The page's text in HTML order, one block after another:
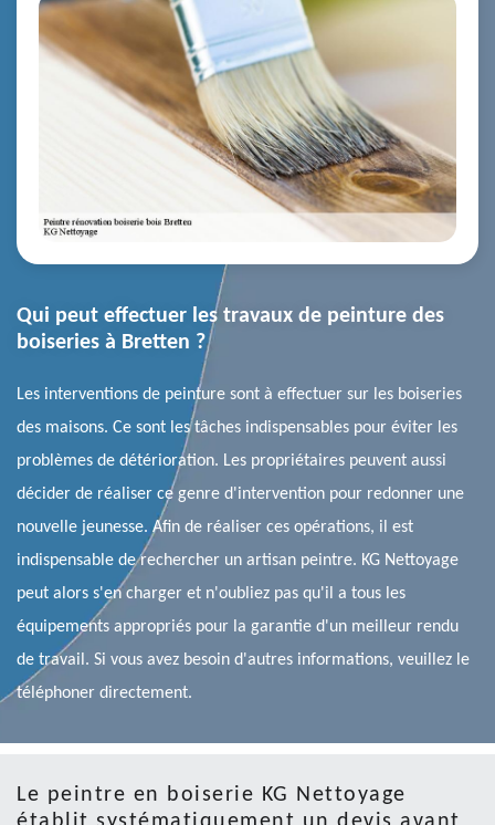
Qui peut effectuer les travaux de peinture des
boiseries à Bretten ?
Les interventions de peinture sont à effectuer sur les boiseries
des maisons. Ce sont les tâches indispensables pour éviter les
problèmes de détérioration. Les propriétaires peuvent aussi
décider de réaliser ce genre d'intervention pour redonner une
nouvelle jeunesse. Afin de réaliser ces opérations, il est
indispensable de rechercher un artisan peintre. KG Nettoyage
peut alors s'en charger et n'oubliez pas qu'il a tous les
équipements appropriés pour la garantie d'un meilleur rendu
de travail. Si vous avez besoin d'autres informations, veuillez le
téléphoner directement.
Le peintre en boiserie KG Nettoyage